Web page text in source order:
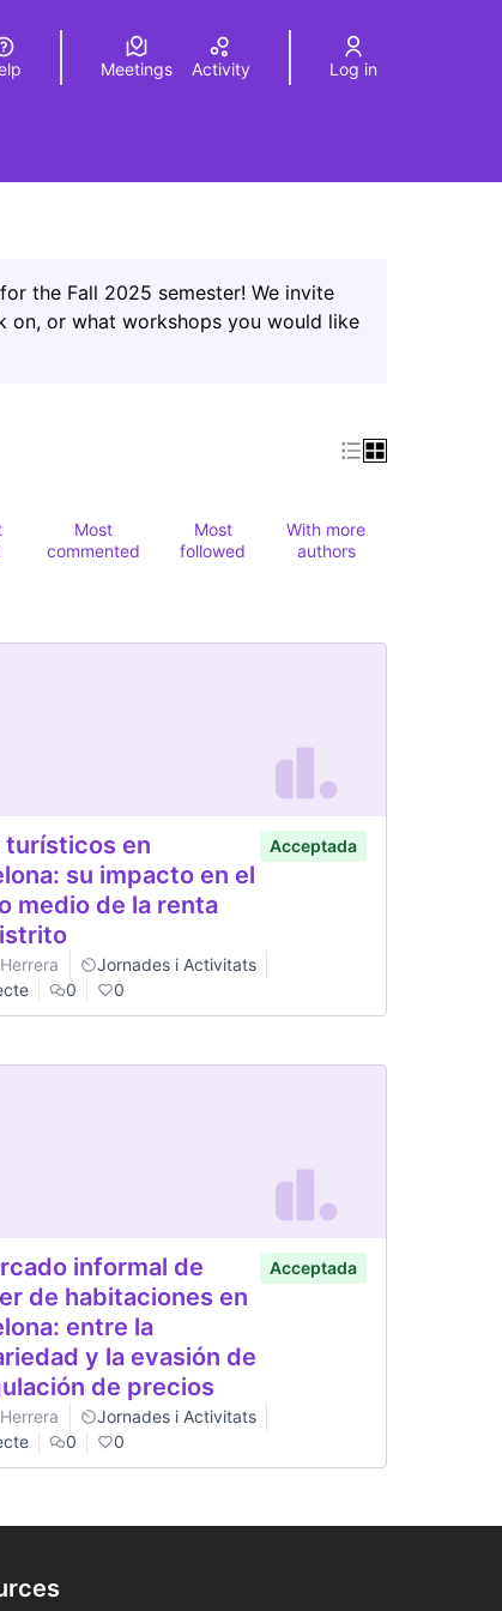
el idiomaChoose language
Meetings Activity Log in
the Fall 2025 semester! We invite
or what workshops you would like
Most
commented
Most
followed
With more
authors
turísticos en
su impacto en el
medio de la renta
Acceptada
Jornades i Activitats
0 0
informal de
de habitaciones en
entre la
y la evasión de
de precios
Acceptada
Jornades i Activitats
0 0